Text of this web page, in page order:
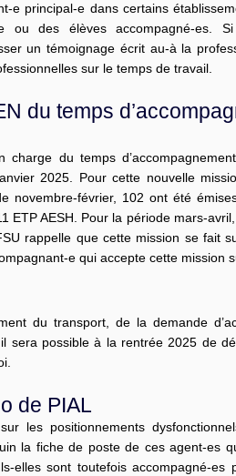
e principal-e dans certains
ou des élèves accompagné-es.
un témoignage écrit au-à la
sur le temps de travail.
du temps
du temps
2025. Pour cette nouvelle
novembre-février, 102 ont été
ETP AESH. Pour la période mars-
rappelle que cette mission se fait
e qui accepte cette mission
du transport, de la demande
sera possible à la rentrée 2025 de
de PIAL
les positionnements
juin la fiche de poste de ces agent-es
elles sont toutefois accompagné-es